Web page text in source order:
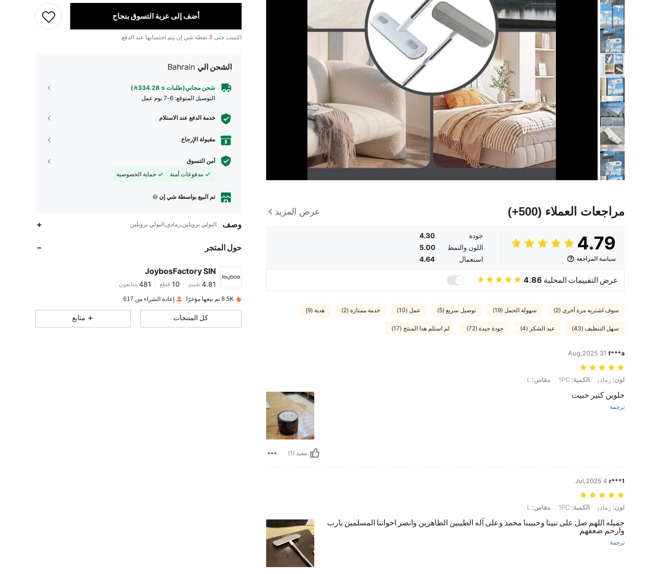
مراجعات العملاء (500+) عرض المزيد
4.79
سياسة المراجعة
جودة
4.30
اللون والنمط
5.00
استعمال
4.64
عرض التقييمات المحلية 4.86
سوف اشتريه مرة أخرى (2) سهولة الحمل (19) توصيل سريع (5) عمل (10) خدمة ممتازة (2) هدية (9)
سهل التنظيف (43) عيد الشكر (4) جودة جيدة (72) لم استلم هذا المنتج (17)
f***a
31 Aug,2025
لون: رمادي, الكمية: 1PC, مقاس: L
لون: رمادي الكمية: مقاس:
حلوين كتير حبيت
ترجمة
مفيد (1)
r***1
4 Jul,2025
لون: رمادي, الكمية: 1PC, مقاس: L
لون: رمادي الكمية: مقاس:
جميله اللهم صل على نبينا وحبيبنا محمد وعلى آله الطيبين الطاهرين وانصر اخواننا المسلمين يارب
وارحم ضعفهم
ترجمة
أضف إلى عربة التسوق بنجاح
اكسب حتى 3 نقطة شي إن يتم احتسابها عند الدفع.
الشحن الي Bahrain
شحن مجاني(طلبات ≥ 334.28)
التوصيل المتوقع: 6-7 يوم عمل
خدمة الدفع عند الاستلام
مقبولة الإرجاع
أمن التسوق
مدفوعات آمنة
حماية الخصوصية
تم البيع بواسطة شي إن
وصف البولي بروبلين,رمادي,البولي بروبلين
حول المتجر
JoybosFactory SIN
4.81
10
481
4.81
4.81 تقييم 10 قطع 481 متابعون
R***H تم دفع منذ 1 يوم
4.81
10
481
8.5K تم بيعها مؤخرًا إعادة الشراء من 617
كل المنتجات متابع